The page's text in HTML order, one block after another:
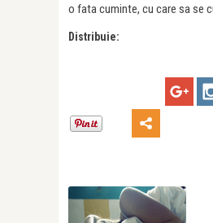
o fata cuminte, cu care sa se
Distribuie: